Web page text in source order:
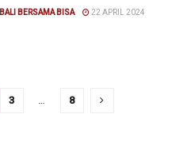
BALI BERSAMA BISA 22 APRIL 2024
3 8